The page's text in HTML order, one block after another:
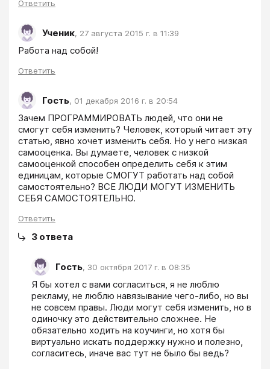
Ответить
Ученик, 27 августа 2015 г. в 11:39
Работа над собой!
Ответить
Гость, 01 декабря 2016 г. в 20:54
Зачем ПРОГРАММИРОВАТЬ людей, что они не
смогут себя изменить? Человек, который читает эту
статью, явно хочет изменить себя. Но у него низкая
самооценка. Вы думаете, человек с низкой
самооценкой способен определить себя к этим
единицам, которые СМОГУТ работать над собой
самостоятельно? ВСЕ ЛЮДИ МОГУТ ИЗМЕНИТЬ
СЕБЯ САМОСТОЯТЕЛЬНО.
Ответить
3 ответа
Гость, 30 октября 2017 г. в 08:35
Я бы хотел с вами согласиться, я не люблю
рекламу, не люблю навязывание чего-либо, но вы
не совсем правы. Люди могут себя изменить, но в
одиночку это действительно сложнее. Не
обязательно ходить на коучинги, но хотя бы
виртуально искать поддержку нужно и полезно,
согласитесь, иначе вас тут не было бы ведь?